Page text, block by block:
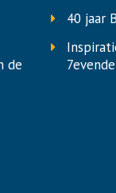
de
40 jaar